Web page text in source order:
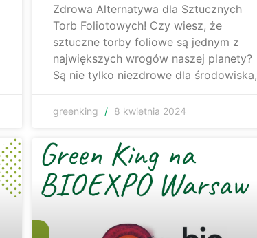
Zdrowa Alternatywa dla Sztucznych
Torb Foliotowych! Czy wiesz, że
sztuczne torby foliowe są jednym z
największych wrogów naszej planety?
Są nie tylko niezdrowe dla środowiska,
greenking 8 kwietnia 2024